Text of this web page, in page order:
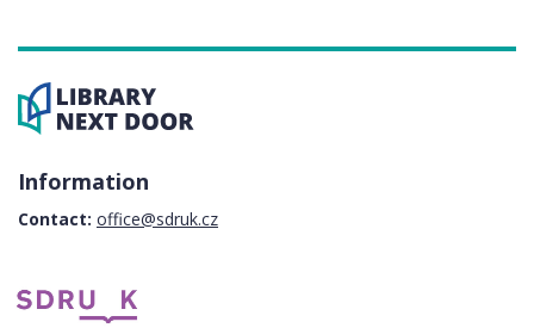
Information
Contact: office@sdruk.cz